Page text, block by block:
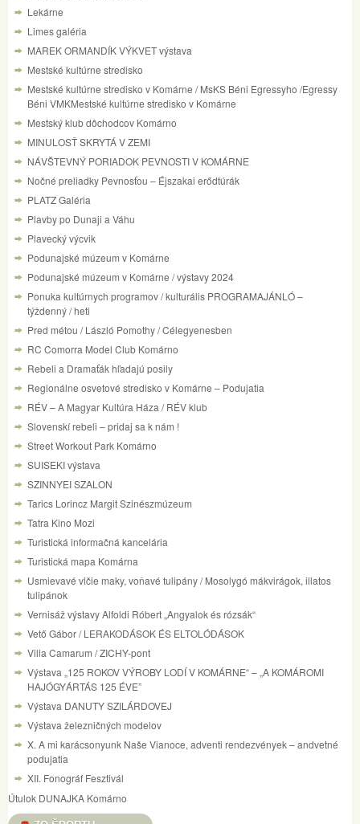
Lekárne
Limes galéria
MAREK ORMANDÍK VÝKVET výstava
Mestské kultúrne stredisko
Mestské kultúrne stredisko v Komárne / MsKS Béni Egressyho /Egressy
Béni VMKMestské kultúrne stredisko v Komárne
Mestský klub dôchodcov Komárno
MINULOSŤ SKRYTÁ V ZEMI
NÁVŠTEVNÝ PORIADOK PEVNOSTI V KOMÁRNE
Nočné preliadky Pevnosťou – Éjszakai erődtúrák
PLATZ Galéria
Plavby po Dunaji a Váhu
Plavecký výcvik
Podunajské múzeum v Komárne
Podunajské múzeum v Komárne / výstavy 2024
Ponuka kultúrnych programov / kulturális PROGRAMAJÁNLÓ –
týždenný / heti
Pred métou / László Pomothy / Célegyenesben
RC Comorra Model Club Komárno
Rebeli a Dramaťák hľadajú posily
Regionálne osvetové stredisko v Komárne – Podujatia
RÉV – A Magyar Kultúra Háza / RÉV klub
Slovenskí rebeli – pridaj sa k nám !
Street Workout Park Komárno
SUISEKI výstava
SZINNYEI SZALON
Tarics Lorincz Margit Szinészmúzeum
Tatra Kino Mozi
Turistická informačná kancelária
Turistická mapa Komárna
Usmievavé vlčie maky, voňavé tulipány / Mosolygó mákvirágok, illatos
tulipánok
Vernisáž výstavy Alfoldi Róbert „Angyalok és rózsák“
Vető Gábor / LERAKODÁSOK ÉS ELTOLÓDÁSOK
Villa Camarum / ZICHY-pont
Výstava „125 ROKOV VÝROBY LODÍ V KOMÁRNE“ – „A KOMÁROMI
HAJÓGYÁRTÁS 125 ÉVE”
Výstava DANUTY SZILÁRDOVEJ
Výstava železničných modelov
X. A mi karácsonyunk Naše Vianoce, adventi rendezvények – andvetné
podujatia
XII. Fonográf Fesztivál
Útulok DUNAJKA Komárno